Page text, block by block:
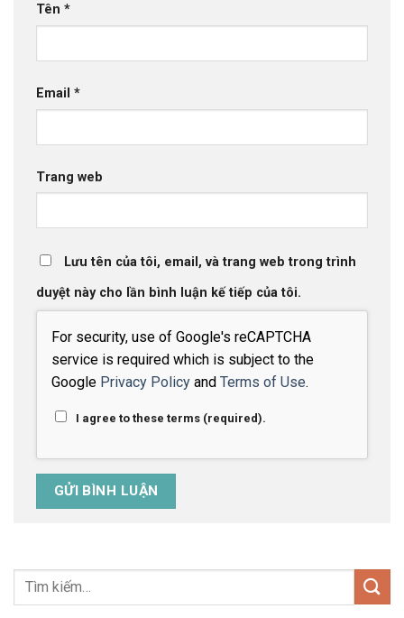
Tên *
Email *
Trang web
Lưu tên của tôi, email, và trang web trong trình
duyệt này cho lần bình luận kế tiếp của tôi.
For security, use of Google's reCAPTCHA
service is required which is subject to the
Google Privacy Policy and Terms of Use.
I agree to these terms (required).